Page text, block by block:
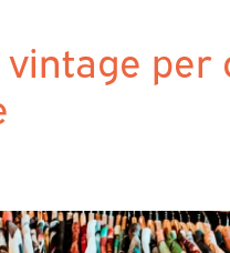
vintage